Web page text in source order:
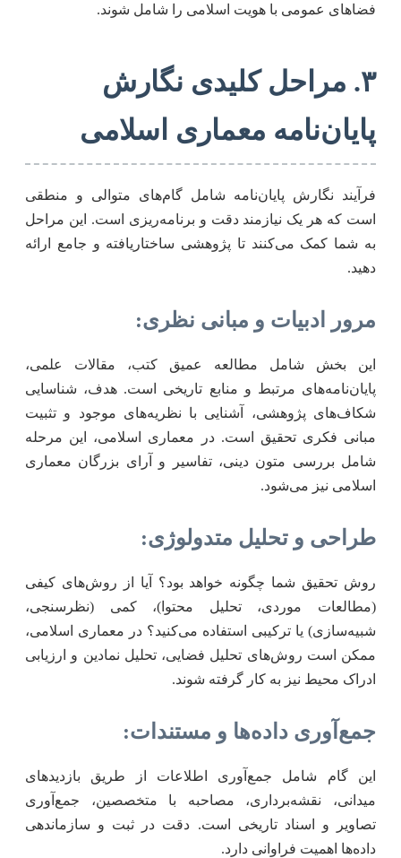
فضاهای عمومی با هویت اسلامی را شامل شوند.
۳. مراحل کلیدی نگارش
پایان‌نامه معماری اسلامی
فرآیند نگارش پایان‌نامه شامل گام‌های متوالی و منطقی
است که هر یک نیازمند دقت و برنامه‌ریزی است. این مراحل
به شما کمک می‌کنند تا پژوهشی ساختاریافته و جامع ارائه
دهید.
مرور ادبیات و مبانی نظری:
این بخش شامل مطالعه عمیق کتب، مقالات علمی،
پایان‌نامه‌های مرتبط و منابع تاریخی است. هدف، شناسایی
شکاف‌های پژوهشی، آشنایی با نظریه‌های موجود و تثبیت
مبانی فکری تحقیق است. در معماری اسلامی، این مرحله
شامل بررسی متون دینی، تفاسیر و آرای بزرگان معماری
اسلامی نیز می‌شود.
طراحی و تحلیل متدولوژی:
روش تحقیق شما چگونه خواهد بود؟ آیا از روش‌های کیفی
(مطالعات موردی، تحلیل محتوا)، کمی (نظرسنجی،
شبیه‌سازی) یا ترکیبی استفاده می‌کنید؟ در معماری اسلامی،
ممکن است روش‌های تحلیل فضایی، تحلیل نمادین و ارزیابی
ادراک محیط نیز به کار گرفته شوند.
جمع‌آوری داده‌ها و مستندات:
این گام شامل جمع‌آوری اطلاعات از طریق بازدیدهای
میدانی، نقشه‌برداری، مصاحبه با متخصصین، جمع‌آوری
تصاویر و اسناد تاریخی است. دقت در ثبت و سازماندهی
داده‌ها اهمیت فراوانی دارد.